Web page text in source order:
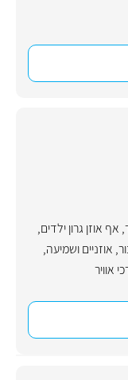
, אף אוזן גרון ילדים,
, אוזניים ושמיעה,
אוויר